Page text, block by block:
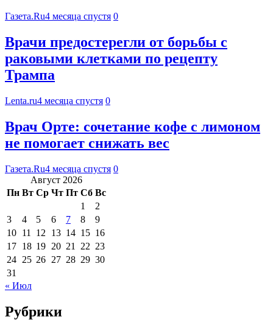
Газета.Ru4 месяца спустя 0
Врачи предостерегли от борьбы с
раковыми клетками по рецепту
Трампа
Lenta.ru4 месяца спустя 0
Врач Орте: сочетание кофе с лимоном
не помогает снижать вес
Газета.Ru4 месяца спустя 0
Август 2026
Пн Вт Ср Чт Пт Сб Вс
1
2
3
4 5 6 7 8
9
10 11 12 13 14 15 16
17 18 19 20 21 22 23
24 25 26 27 28 29 30
31
« Июл
Рубрики